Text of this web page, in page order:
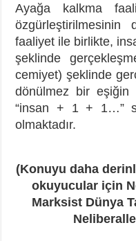
Ayağa kalkma
faaliyet ile birlikte,
şeklinde
cemiyet) şeklinde
dönülmez bir eşiğin
“insan + 1 + 1…”
olmaktadır.
(Konuyu daha
okuyucular için
Marksist Dünya